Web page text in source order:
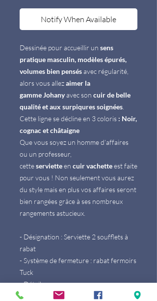
Notify When Available
Dessinée pour accueillir un sens
pratique masculin, modèles épurés,
volumes bien pensésavec régularité,
alors vous allezaimer la
gamme Johanyavec son cuir de belle
qualité et aux surpiqures soignées
Cette ligne se décline en 3 coloris : Noir,
cognac et châtaigne
Que vous soyez un homme d’affaires
ou un professeur,
cetteservietteen cuir vachetteest faite
pour vous ! Non seulement vous aurez
du style mais en plus vos affaires seront
bien rangées grâce à ses nombreux
rangements astucieux.
- Désignation : Serviette 2 soufflets à
rabat
- Système de fermeture : rabat fermoirs
Tuck
- Détails :
1 poche zippée sur le rabat